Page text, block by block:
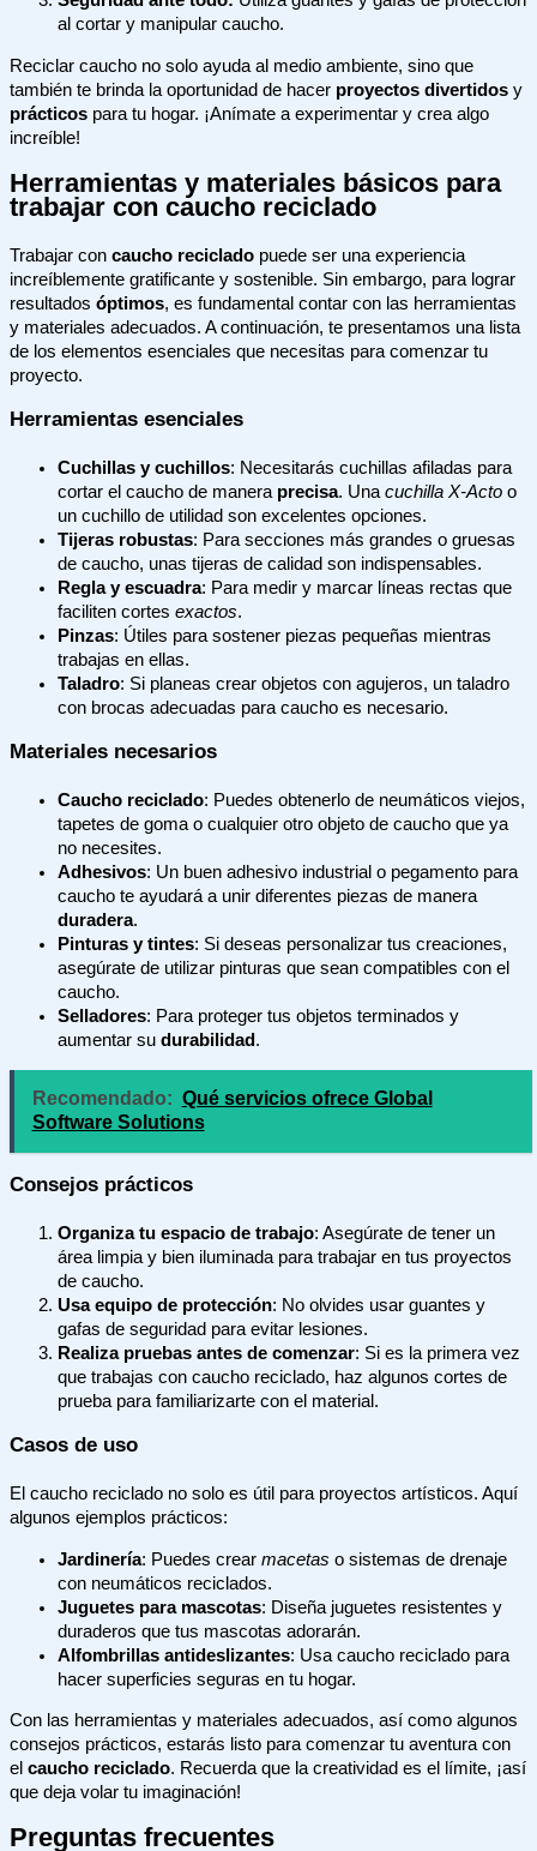
al cortar y manipular caucho.
Reciclar caucho no solo ayuda al medio ambiente, sino que
también te brinda la oportunidad de hacer proyectos divertidos y
prácticos para tu hogar. ¡Anímate a experimentar y crea algo
increíble!
Herramientas y materiales básicos para
trabajar con caucho reciclado
Trabajar con caucho reciclado puede ser una experiencia
increíblemente gratificante y sostenible. Sin embargo, para lograr
resultados óptimos, es fundamental contar con las herramientas
y materiales adecuados. A continuación, te presentamos una lista
de los elementos esenciales que necesitas para comenzar tu
proyecto.
Herramientas esenciales
Cuchillas y cuchillos: Necesitarás cuchillas afiladas para
cortar el caucho de manera precisa. Una cuchilla X-Acto o
un cuchillo de utilidad son excelentes opciones.
Tijeras robustas: Para secciones más grandes o gruesas
de caucho, unas tijeras de calidad son indispensables.
Regla y escuadra: Para medir y marcar líneas rectas que
faciliten cortes exactos.
Pinzas: Útiles para sostener piezas pequeñas mientras
trabajas en ellas.
Taladro: Si planeas crear objetos con agujeros, un taladro
con brocas adecuadas para caucho es necesario.
Materiales necesarios
Caucho reciclado: Puedes obtenerlo de neumáticos viejos,
tapetes de goma o cualquier otro objeto de caucho que ya
no necesites.
Adhesivos: Un buen adhesivo industrial o pegamento para
caucho te ayudará a unir diferentes piezas de manera
duradera.
Pinturas y tintes: Si deseas personalizar tus creaciones,
asegúrate de utilizar pinturas que sean compatibles con el
caucho.
Selladores: Para proteger tus objetos terminados y
aumentar su durabilidad.
Recomendado: Qué servicios ofrece Global
Software Solutions
Consejos prácticos
Organiza tu espacio de trabajo: Asegúrate de tener un
área limpia y bien iluminada para trabajar en tus proyectos
de caucho.
Usa equipo de protección: No olvides usar guantes y
gafas de seguridad para evitar lesiones.
Realiza pruebas antes de comenzar: Si es la primera vez
que trabajas con caucho reciclado, haz algunos cortes de
prueba para familiarizarte con el material.
Casos de uso
El caucho reciclado no solo es útil para proyectos artísticos. Aquí
algunos ejemplos prácticos:
Jardinería: Puedes crear macetas o sistemas de drenaje
con neumáticos reciclados.
Juguetes para mascotas: Diseña juguetes resistentes y
duraderos que tus mascotas adorarán.
Alfombrillas antideslizantes: Usa caucho reciclado para
hacer superficies seguras en tu hogar.
Con las herramientas y materiales adecuados, así como algunos
consejos prácticos, estarás listo para comenzar tu aventura con
el caucho reciclado. Recuerda que la creatividad es el límite, ¡así
que deja volar tu imaginación!
Preguntas frecuentes